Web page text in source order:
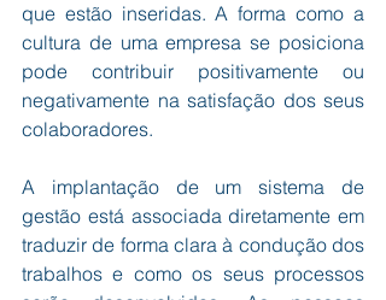
que estão inseridas. A forma como a
cultura de uma empresa se posiciona
pode contribuir positivamente ou
negativamente na satisfação dos seus
colaboradores.
A implantação de um sistema de
gestão está associada diretamente em
traduzir de forma clara à condução dos
trabalhos e como os seus processos